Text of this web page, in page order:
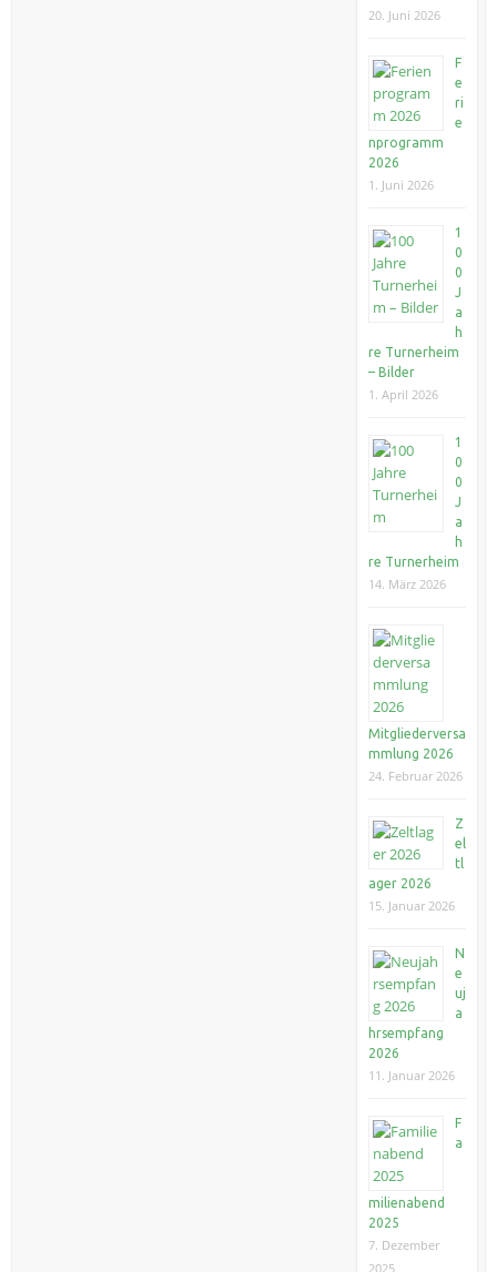
20. Juni 2026
F
e
ri
e
nprogramm
2026
1. Juni 2026
1
0
0
J
a
h
re Turnerheim
– Bilder
1. April 2026
1
0
0
J
a
h
re Turnerheim
14. März 2026
Mitgliederversa
mmlung 2026
24. Februar 2026
Z
el
tl
ager 2026
15. Januar 2026
N
e
uj
a
hrsempfang
2026
11. Januar 2026
F
a
milienabend
2025
7. Dezember
2025